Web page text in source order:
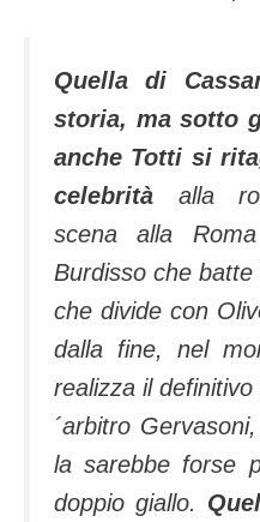
Quella di
storia, ma sotto
anche Totti si
celebrità alla
scena alla
Burdisso che batte
che divide con
dalla fine, nel
realizza il
´arbitro
la sarebbe forse
doppio giallo.